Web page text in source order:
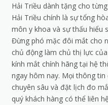
Hải Triều dành tặng cho
Hải Triều chính là sự tổng
môn y khoa và sự thấu hiểu
Đừng phó mặc đôi mắt cho
chủ động làm chủ thị lực
kính mắt chính hãng tại hệ
ngay hôm nay. Mọi thông
chuyên sâu và đặt lịch đo
quý khách hàng có thể liên